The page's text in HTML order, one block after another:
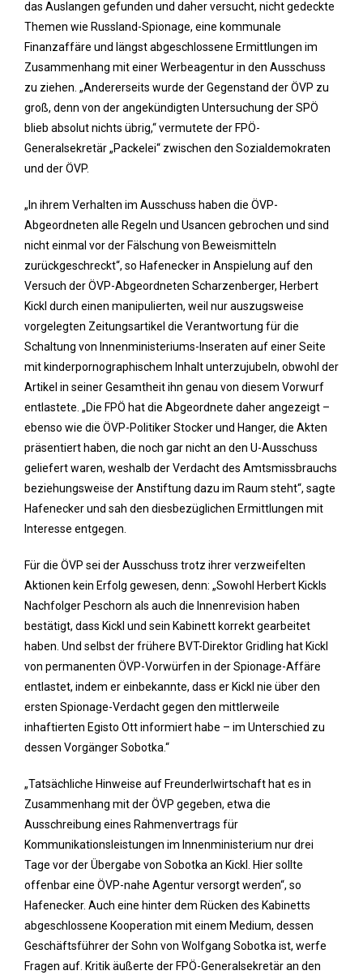
das Auslangen gefunden und daher versucht, nicht gedeckte
Themen wie Russland-Spionage, eine kommunale
Finanzaffäre und längst abgeschlossene Ermittlungen im
Zusammenhang mit einer Werbeagentur in den Ausschuss
zu ziehen. „Andererseits wurde der Gegenstand der ÖVP zu
groß, denn von der angekündigten Untersuchung der SPÖ
blieb absolut nichts übrig,“ vermutete der FPÖ-
Generalsekretär „Packelei“ zwischen den Sozialdemokraten
und der ÖVP.
„In ihrem Verhalten im Ausschuss haben die ÖVP-
Abgeordneten alle Regeln und Usancen gebrochen und sind
nicht einmal vor der Fälschung von Beweismitteln
zurückgeschreckt“, so Hafenecker in Anspielung auf den
Versuch der ÖVP-Abgeordneten Scharzenberger, Herbert
Kickl durch einen manipulierten, weil nur auszugsweise
vorgelegten Zeitungsartikel die Verantwortung für die
Schaltung von Innenministeriums-Inseraten auf einer Seite
mit kinderpornographischem Inhalt unterzujubeln, obwohl der
Artikel in seiner Gesamtheit ihn genau von diesem Vorwurf
entlastete. „Die FPÖ hat die Abgeordnete daher angezeigt –
ebenso wie die ÖVP-Politiker Stocker und Hanger, die Akten
präsentiert haben, die noch gar nicht an den U-Ausschuss
geliefert waren, weshalb der Verdacht des Amtsmissbrauchs
beziehungsweise der Anstiftung dazu im Raum steht“, sagte
Hafenecker und sah den diesbezüglichen Ermittlungen mit
Interesse entgegen.
Für die ÖVP sei der Ausschuss trotz ihrer verzweifelten
Aktionen kein Erfolg gewesen, denn: „Sowohl Herbert Kickls
Nachfolger Peschorn als auch die Innenrevision haben
bestätigt, dass Kickl und sein Kabinett korrekt gearbeitet
haben. Und selbst der frühere BVT-Direktor Gridling hat Kickl
von permanenten ÖVP-Vorwürfen in der Spionage-Affäre
entlastet, indem er einbekannte, dass er Kickl nie über den
ersten Spionage-Verdacht gegen den mittlerweile
inhaftierten Egisto Ott informiert habe – im Unterschied zu
dessen Vorgänger Sobotka.“
„Tatsächliche Hinweise auf Freunderlwirtschaft hat es in
Zusammenhang mit der ÖVP gegeben, etwa die
Ausschreibung eines Rahmenvertrags für
Kommunikationsleistungen im Innenministerium nur drei
Tage vor der Übergabe von Sobotka an Kickl. Hier sollte
offenbar eine ÖVP-nahe Agentur versorgt werden“, so
Hafenecker. Auch eine hinter dem Rücken des Kabinetts
abgeschlossene Kooperation mit einem Medium, dessen
Geschäftsführer der Sohn von Wolfgang Sobotka ist, werfe
Fragen auf. Kritik äußerte der FPÖ-Generalsekretär an den